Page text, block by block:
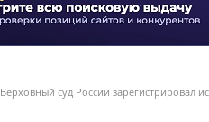
Верховный суд России зарегистрировал